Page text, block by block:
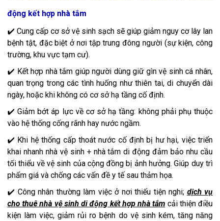
động kết hợp nhà tắm
✔️ Cung cấp cơ sở vệ sinh sạch sẽ giúp giảm nguy cơ lây lan
bệnh tật, đặc biệt ở nơi tập trung đông người (sự kiện, công
trường, khu vực tạm cư).
✔️ Kết hợp nhà tắm giúp người dùng giữ gìn vệ sinh cá nhân,
quan trọng trong các tình huống như thiên tai, di chuyển dài
ngày, hoặc khi không có cơ sở hạ tầng cố định.
✔️ Giảm bớt áp lực về cơ sở hạ tầng: không phải phụ thuộc
vào hệ thống cống rãnh hay nước ngầm.
✔️ Khi hệ thống cấp thoát nước cố định bị hư hại, việc triển
khai nhanh nhà vệ sinh + nhà tắm di động đảm bảo nhu cầu
tối thiểu về vệ sinh của cộng đồng bị ảnh hưởng. Giúp duy trì
phẩm giá và chống các vấn đề y tế sau thảm họa.
✔️ Công nhân thường làm việc ở nơi thiếu tiện nghi; dịch vụ
cho thuê nhà vệ sinh di động kết hợp nhà tắm cải thiện điều
kiện làm việc, giảm rủi ro bệnh do vệ sinh kém, tăng năng